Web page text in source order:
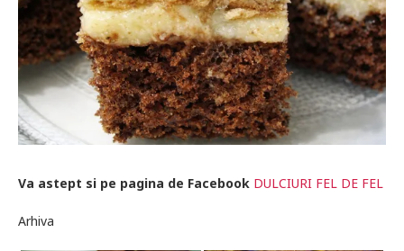
Va astept si pe pagina de Facebook DULCIURI FEL DE FEL
Arhiva